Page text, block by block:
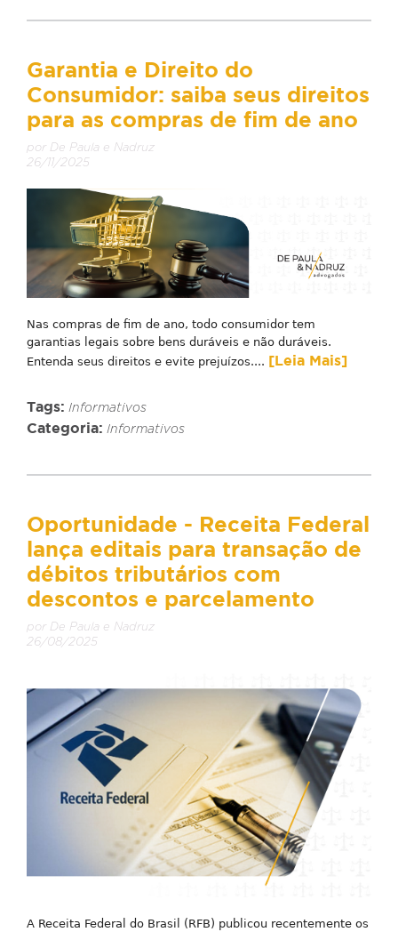
Garantia e Direito do
Consumidor: saiba seus direitos
para as compras de fim de ano
por De Paula e Nadruz
26/11/2025
Nas compras de fim de ano, todo consumidor tem
garantias legais sobre bens duráveis e não duráveis.
Entenda seus direitos e evite prejuízos.... [Leia Mais]
Tags: Informativos
Categoria: Informativos
Oportunidade - Receita Federal
lança editais para transação de
débitos tributários com
descontos e parcelamento
por De Paula e Nadruz
26/08/2025
A Receita Federal do Brasil (RFB) publicou recentemente os